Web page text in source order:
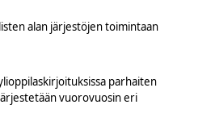
alan järjestöjen toimintaan
parhaiten
vuorovuosin eri